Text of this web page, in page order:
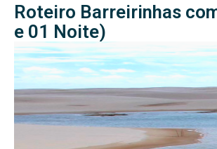
Roteiro Barreirinhas
e 01 Noite)